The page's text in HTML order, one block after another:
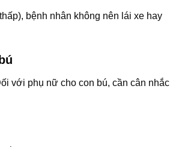
bệnh nhân không nên lái xe hay
với phụ nữ cho con bú, cần cân nhắc